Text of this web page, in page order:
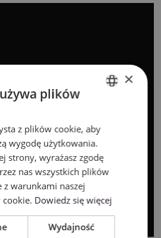
POLISH
×
plików
z plików cookie, aby
wygodę użytkowania.
strony, wyrażasz zgodę
nas wszystkich plików
z warunkami naszej
Dowiedz się więcej
Wydajność